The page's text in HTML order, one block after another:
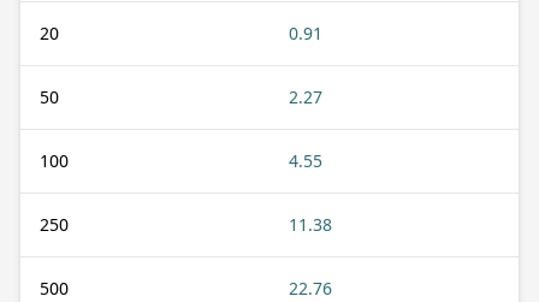
20 0.91
50 2.27
100 4.55
250 11.38
500 22.76